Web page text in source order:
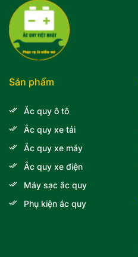
Sản phẩm
Ắc quy ô tô
Ắc quy xe tải
Ắc quy xe máy
Ắc quy xe điện
Máy sạc ắc quy
Phụ kiện ắc quy